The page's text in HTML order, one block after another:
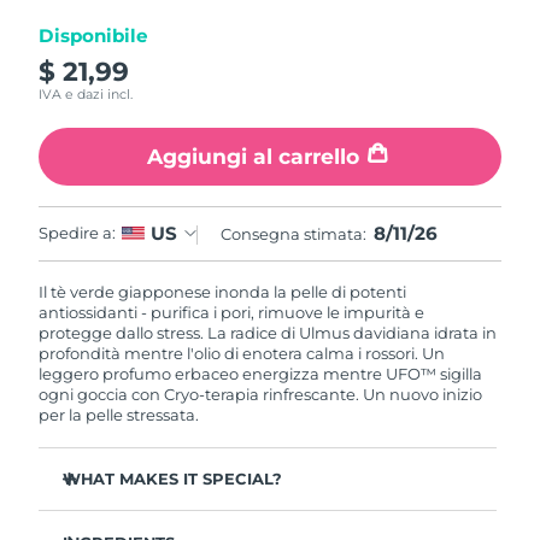
Disponibile
$ 21,99
IVA e dazi incl.
Aggiungi al carrello
Spedire a: US Consegna stimata: 8/11/26
Il tè verde giapponese inonda la pelle di potenti
antiossidanti - purifica i pori, rimuove le impurità e
protegge dallo stress. La radice di Ulmus davidiana idrata in
profondità mentre l'olio di enotera calma i rossori. Un
leggero profumo erbaceo energizza mentre UFO™ sigilla
ogni goccia con Cryo-terapia rinfrescante. Un nuovo inizio
per la pelle stressata.
WHAT MAKES IT SPECIAL?
RAS di Macao
Malta Consegna stimata 8/10/26
Messico Consegna stimata
Monaco Consegna stimata
Paesi Bassi Consegna stimata8/10/26
Nuova Zelanda Consegna stimata 8/10/26
Norvegia Consegna stimata8/10/26
Oman Consegna stimata8/13/26